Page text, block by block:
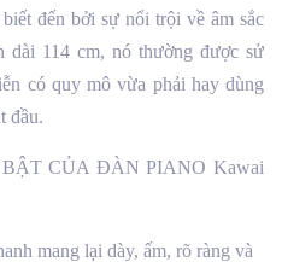
đến bởi sự nổi trội về âm sắc
dài 114 cm, nó thường được sử
có quy mô vừa phải hay dùng
đầu.
CỦA ĐÀN PIANO Kawai
mang lại dày, ấm, rõ ràng và